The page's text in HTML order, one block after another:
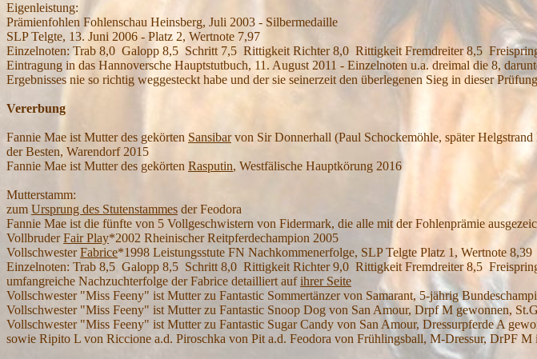
Eigenleistung:
Prämienfohlen Fohlenschau Heinsberg, Juli 2003 - Silbermedaille
SLP Telgte, 13. Juni 2006 - Platz 2, Wertnote 7,97
Einzelnoten: Trab 8,0 Galopp 8,5 Schritt 7,5 Rittigkeit Richter 8,0 Rittigkeit Fremdreiter 8,5
Eintragung in das Hannoversche Hauptstutbuch, 11. August 2011 - Einzelnoten u.a. dreimal die 8,
Ergebnisses nie so richtig weggesteckt habe und der sie seinerzeit den überlegenen Sieg in dieser
Vererbung
Fannie Mae ist Mutter des gekörten Sansibarvon Sir Donnerhall (Paul Schockemöhle, später
der Besten, Warendorf 2015
Fannie Mae ist Mutter des gekörten Rasputin, Westfälische Hauptkörung 2016
Mutterstamm:
zum Ursprung des Stutenstammes der Feodora
Fannie Mae ist die fünfte von 5 Vollgeschwistern von Fidermark, die alle mit der Fohlenprämie
VollbruderFair Play*2002 Rheinischer Reitpferdechampion 2005
VollschwesterFabrice*1998 Leistungsstute FN Nachkommenerfolge, SLP Telgte Platz 1, Wertnote 8,39
Einzelnoten: Trab 8,5 Galopp 8,5 Schritt 8,0 Rittigkeit Richter 9,0 Rittigkeit Fremdreiter 8,5
umfangreiche Nachzuchterfolge der Fabrice detailliert aufihrer Seite
Vollschwester "Miss Feeny" ist Mutter zu Fantastic Sommertänzer von Samarant, 5-jährig
Vollschwester "Miss Feeny" ist Mutter zu Fantastic Snoop Dog von San Amour, Drpf M gewonnen,
Vollschwester "Miss Feeny" ist Mutter zu Fantastic Sugar Candy von San Amour, Dressurpferde A
sowie Ripito L von Riccione a.d. Piroschka von Pit a.d. Feodora von Frühlingsball, M-Dressur, DrPF